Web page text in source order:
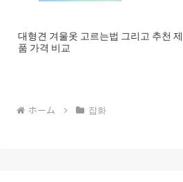
대형견 겨울옷 고르는법 그리고 추천 제
품 가격 비교
ホーム 잡화